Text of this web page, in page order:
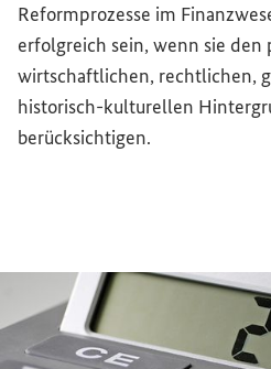
Reformprozesse im
erfolgreich sein, wenn sie den
wirtschaftlichen, rechtlichen,
historisch-kulturellen
berücksichtigen.